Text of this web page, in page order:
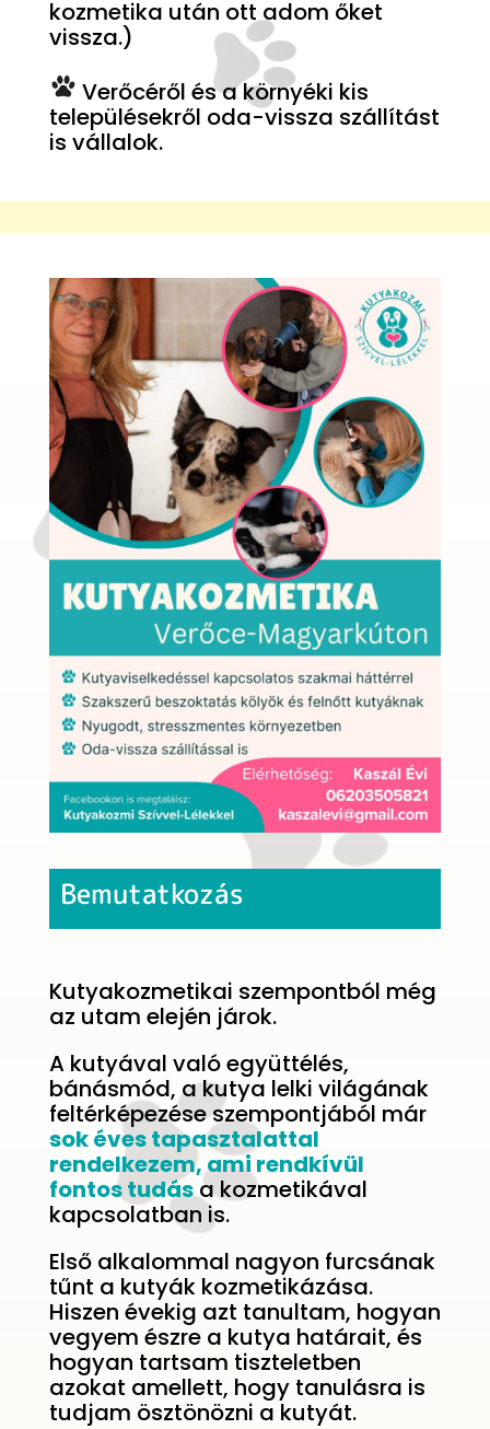
kozmetika után ott adom őket
vissza.)
Verőcéről és a környéki kis
településekről oda-vissza szállítást
is vállalok.
Bemutatkozás
Kutyakozmetikai szempontból még
az utam elején járok.
A kutyával való együttélés,
bánásmód, a kutya lelki világának
feltérképezése szempontjából már
sok éves tapasztalattal
rendelkezem, ami rendkívül
fontos tudása kozmetikával
kapcsolatban is.
Első alkalommal nagyon furcsának
tűnt a kutyák kozmetikázása.
Hiszen évekig azt tanultam, hogyan
vegyem észre a kutya határait, és
hogyan tartsam tiszteletben
azokat amellett, hogy tanulásra is
tudjam ösztönözni a kutyát.